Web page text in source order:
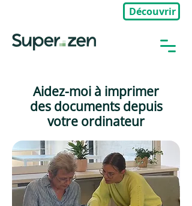
Découvrir
Aidez-moi à imprimer
des documents depuis
votre ordinateur